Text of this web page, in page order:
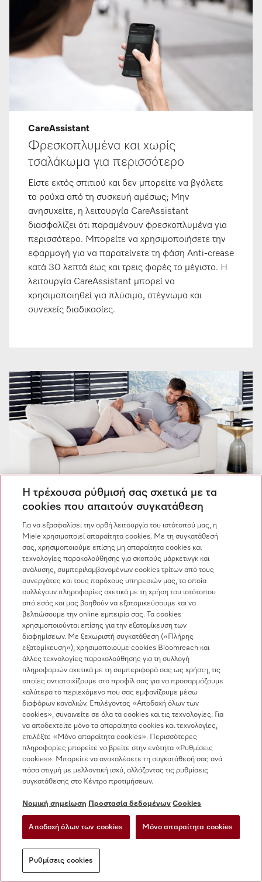
CareAssistant
Φρεσκοπλυμένα και χωρίς
τσαλάκωμα για περισσότερο
Είστε εκτός σπιτιού και δεν μπορείτε να βγάλετε
τα ρούχα από τη συσκευή αμέσως; Μην
ανησυχείτε, η λειτουργία CareAssistant
διασφαλίζει ότι παραμένουν φρεσκοπλυμένα για
περισσότερο. Μπορείτε να χρησιμοποιήσετε την
εφαρμογή για να παρατείνετε τη φάση Anti-crease
κατά 30 λεπτά έως και τρεις φορές το μέγιστο. Η
λειτουργία CareAssistant μπορεί να
χρησιμοποιηθεί για πλύσιμο, στέγνωμα και
συνεχείς διαδικασίες.
TimeAssistant
Πλήρης ενημέρωση ανά πάσα στιγμή
Η ιδανική χρονομέτρηση είναι εφικτή: στο
στέγνωμα, συγκεκριμένα, η διάρκεια μπορεί να
ποικίλλει σημαντικά, ανάλογα με τον τύπο και το
μέγεθος του φορτίου. Κατόπιν αιτήματος, η
εφαρμογή σάς στέλνει μήνυμα όταν ο
προβλεπόμενος χρόνος ολοκλήρωσης του
προγράμματος αλλάξει κατά περισσότερο από 30
λεπτά. Επιπλέον, έχετε τη δυνατότητα να λάβετε
μήνυμα στη λήξη του προγράμματος. Με αυτόν
τον τρόπο, είστε πάντα ενήμεροι και δεν
χρειάζεται πια να ελέγχετε διαρκώς το πλυντήριο.
Η τρέχουσα ρύθμισή σας σχετικά με τα
cookies που απαιτούν συγκατάθεση
Για να εξασφαλίσει την ορθή λειτουργία του ιστότοπού μας, η
Miele χρησιμοποιεί απαραίτητα cookies. Με τη συγκατάθεσή
σας, χρησιμοποιούμε επίσης μη απαραίτητα cookies και
τεχνολογίες παρακολούθησης για σκοπούς μάρκετινγκ και
ανάλυσης, συμπεριλαμβανομένων cookies τρίτων από τους
συνεργάτες και τους παρόχους υπηρεσιών μας, τα οποία
συλλέγουν πληροφορίες σχετικά με τη χρήση του ιστότοπου
από εσάς και μας βοηθούν να εξατομικεύσουμε και να
βελτιώσουμε την online εμπειρία σας. Τα cookies
χρησιμοποιούνται επίσης για την εξατομίκευση των
διαφημίσεων. Με ξεχωριστή συγκατάθεση («Πλήρης
εξατομίκευση»), χρησιμοποιούμε cookies Bloomreach και
άλλες τεχνολογίες παρακολούθησης για τη συλλογή
πληροφοριών σχετικά με τη συμπεριφορά σας ως χρήστη, τις
οποίες αντιστοιχίζουμε στο προφίλ σας για να προσαρμόζουμε
καλύτερα το περιεχόμενο που σας εμφανίζουμε μέσω
διαφόρων καναλιών. Επιλέγοντας «Αποδοχή όλων των
cookies», συναινείτε σε όλα τα cookies και τις τεχνολογίες. Για
να αποδεχτείτε μόνο τα απαραίτητα cookies και τεχνολογίες,
επιλέξτε «Μόνο απαραίτητα cookies». Περισσότερες
πληροφορίες μπορείτε να βρείτε στην ενότητα «Ρυθμίσεις
cookies». Μπορείτε να ανακαλέσετε τη συγκατάθεσή σας ανά
πάσα στιγμή με μελλοντική ισχύ, αλλάζοντας τις ρυθμίσεις
συγκατάθεσης στο Κέντρο προτιμήσεων.
Νομική σημείωση Προστασία δεδομένων Cookies
Αποδοχή όλων των cookies Μόνο απαραίτητα cookies
Ρυθμίσεις cookies